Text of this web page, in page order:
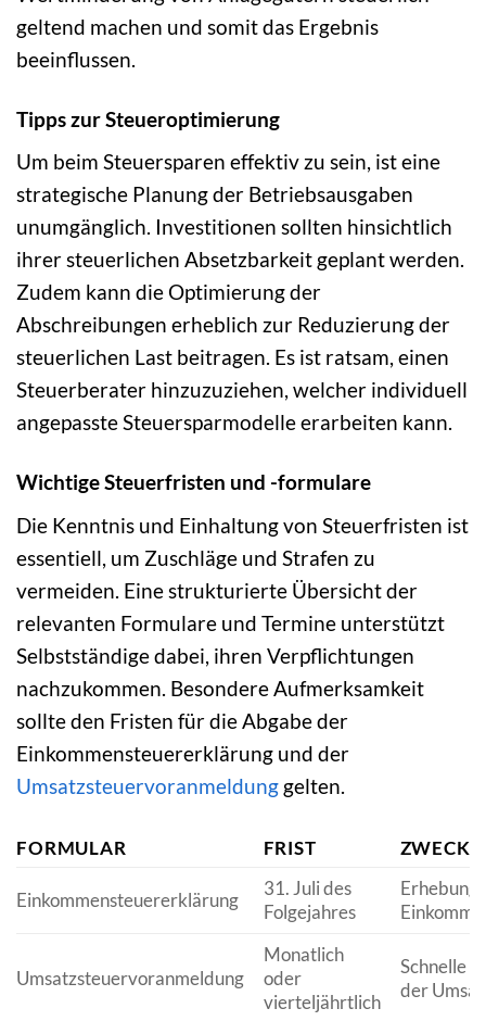
geltend machen und somit das Ergebnis
beeinflussen.
Tipps zur Steueroptimierung
Um beim Steuersparen effektiv zu sein, ist eine
strategische Planung der Betriebsausgaben
unumgänglich. Investitionen sollten hinsichtlich
ihrer steuerlichen Absetzbarkeit geplant werden.
Zudem kann die Optimierung der
Abschreibungen erheblich zur Reduzierung der
steuerlichen Last beitragen. Es ist ratsam, einen
Steuerberater hinzuzuziehen, welcher individuell
angepasste Steuersparmodelle erarbeiten kann.
Wichtige Steuerfristen und -formulare
Die Kenntnis und Einhaltung von Steuerfristen ist
essentiell, um Zuschläge und Strafen zu
vermeiden. Eine strukturierte Übersicht der
relevanten Formulare und Termine unterstützt
Selbstständige dabei, ihren Verpflichtungen
nachzukommen. Besondere Aufmerksamkeit
sollte den Fristen für die Abgabe der
Einkommensteuererklärung und der
Umsatzsteuervoranmeldung gelten.
FORMULAR FRIST ZWECK
Einkommensteuererklärung
31. Juli des
Folgejahres
Erhebung
Umsatzsteuervoranmeldung
Monatlich
oder
vierteljährtlich
Schnelle
der